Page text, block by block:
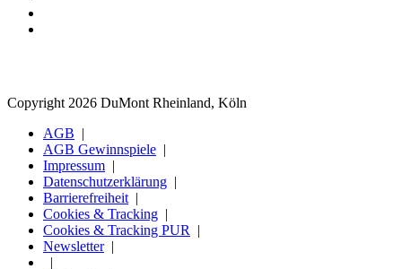
Copyright 2026 DuMont Rheinland, Köln
AGB
AGB Gewinnspiele
Impressum
Datenschutzerklärung
Barrierefreiheit
Cookies & Tracking
Cookies & Tracking PUR
Newsletter